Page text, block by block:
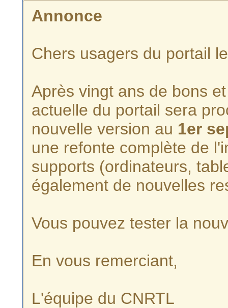
Annonce
Chers usagers du portail
Après vingt ans de bons
actuelle du portail sera
nouvelle version au 1er
une refonte complète de
supports (ordinateurs,
également de nouvelles
Vous pouvez tester la
En vous remerciant,
L'équipe du CNRTL